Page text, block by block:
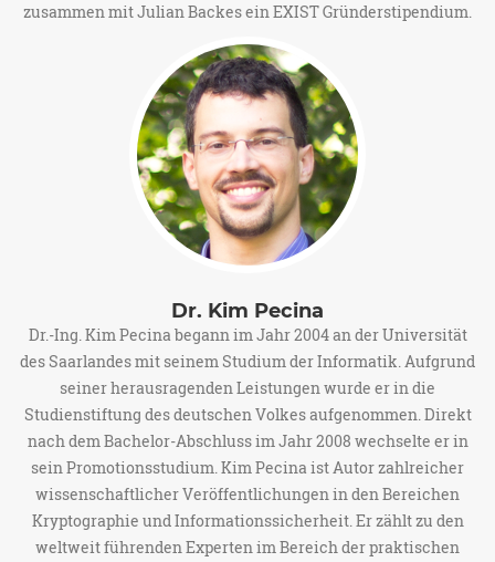
zusammen mit Julian Backes ein EXIST Gründerstipendium.
Dr. Kim Pecina
Dr.-Ing. Kim Pecina begann im Jahr 2004 an der Universität
des Saarlandes mit seinem Studium der Informatik. Aufgrund
seiner herausragenden Leistungen wurde er in die
Studienstiftung des deutschen Volkes aufgenommen. Direkt
nach dem Bachelor-Abschluss im Jahr 2008 wechselte er in
sein Promotionsstudium. Kim Pecina ist Autor zahlreicher
wissenschaftlicher Veröffentlichungen in den Bereichen
Kryptographie und Informationssicherheit. Er zählt zu den
weltweit führenden Experten im Bereich der praktischen